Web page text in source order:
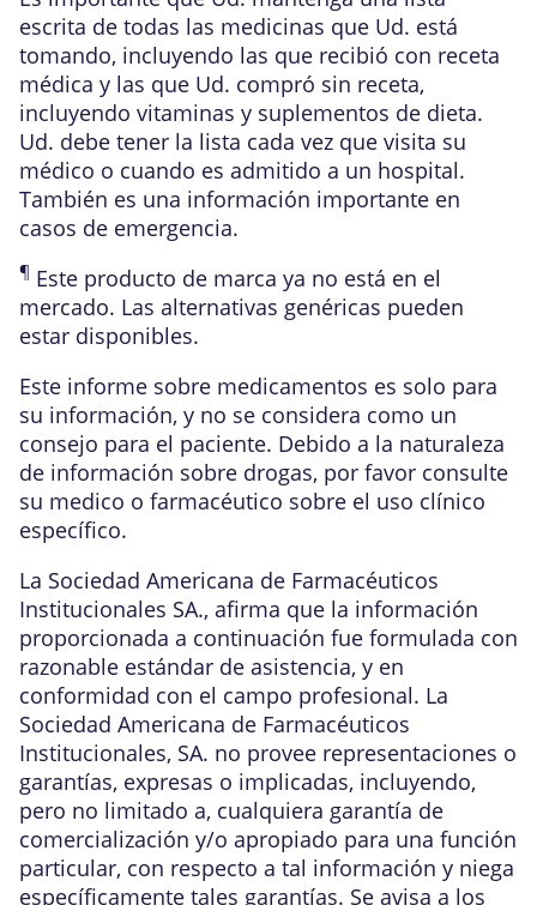
escrita de todas las medicinas que Ud. está
tomando, incluyendo las que recibió con receta
médica y las que Ud. compró sin receta,
incluyendo vitaminas y suplementos de dieta.
Ud. debe tener la lista cada vez que visita su
médico o cuando es admitido a un hospital.
También es una información importante en
casos de emergencia.
¶ Este producto de marca ya no está en el
mercado. Las alternativas genéricas pueden
estar disponibles.
Este informe sobre medicamentos es solo para
su información, y no se considera como un
consejo para el paciente. Debido a la naturaleza
de información sobre drogas, por favor consulte
su medico o farmacéutico sobre el uso clínico
específico.
La Sociedad Americana de Farmacéuticos
Institucionales SA., afirma que la información
proporcionada a continuación fue formulada con
razonable estándar de asistencia, y en
conformidad con el campo profesional. La
Sociedad Americana de Farmacéuticos
Institucionales, SA. no provee representaciones o
garantías, expresas o implicadas, incluyendo,
pero no limitado a, cualquiera garantía de
comercialización y/o apropiado para una función
particular, con respecto a tal información y niega
específicamente tales garantías. Se avisa a los